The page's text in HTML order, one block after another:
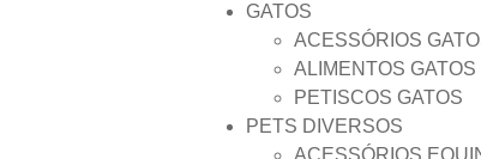
GATOS
ACESSÓRIOS
ALIMENTOS GATOS
PETISCOS GATOS
PETS DIVERSOS
ACESSÓRIOS